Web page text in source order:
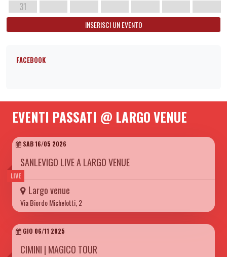
31
INSERISCI UN EVENTO
FACEBOOK
EVENTI PASSATI @ LARGO VENUE
LIVE
SAB 16/05 2026
SANLEVIGO LIVE A LARGO VENUE
Largo venue
Via Biordo Michelotti, 2
GIO 06/11 2025
CIMINI | MAGICO TOUR